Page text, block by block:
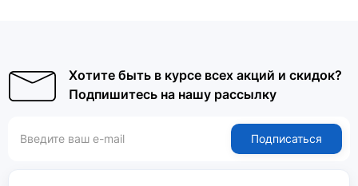
Хотите быть в курсе всех акций и скидок?
Подпишитесь на нашу рассылку
Подписаться